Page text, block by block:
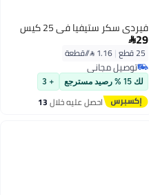
فيردي سكر ستيفيا في 25 كيس
29
25 قطع |
توصيل مجاني
توصيل مجانيلك 15 % رصيد مسترجع + 3
احصل عليه خلال13